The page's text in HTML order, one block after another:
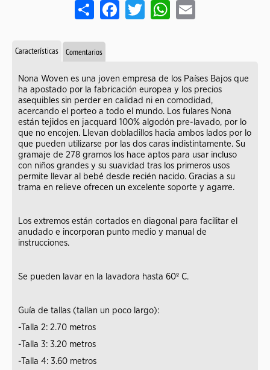
Share FacebookTwitterWhatsApp
Email
Características Comentarios
Nona Woven es una joven empresa de los Países Bajos que
ha apostado por la fabricación europea y los precios
asequibles sin perder en calidad ni en comodidad,
acercando el porteo a todo el mundo. Los fulares Nona
están tejidos en jacquard 100% algodón pre-lavado, por lo
que no encojen. Llevan dobladillos hacia ambos lados por lo
que pueden utilizarse por las dos caras indistintamente. Su
gramaje de 278 gramos los hace aptos para usar incluso
con niños grandes y su suavidad tras los primeros usos
permite llevar al bebé desde recién nacido. Gracias a su
trama en relieve ofrecen un excelente soporte y agarre.
Los extremos están cortados en diagonal para facilitar el
anudado e incorporan punto medio y manual de
instrucciones.
Se pueden lavar en la lavadora hasta 60º C.
Guía de tallas (tallan un poco largo):
-Talla 2: 2.70 metros
-Talla 3: 3.20 metros
-Talla 4: 3.60 metros